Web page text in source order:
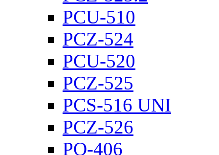
PCU-510
PCZ-524
PCU-520
PCZ-525
PCS-516 UNI
PCZ-526
PO-406